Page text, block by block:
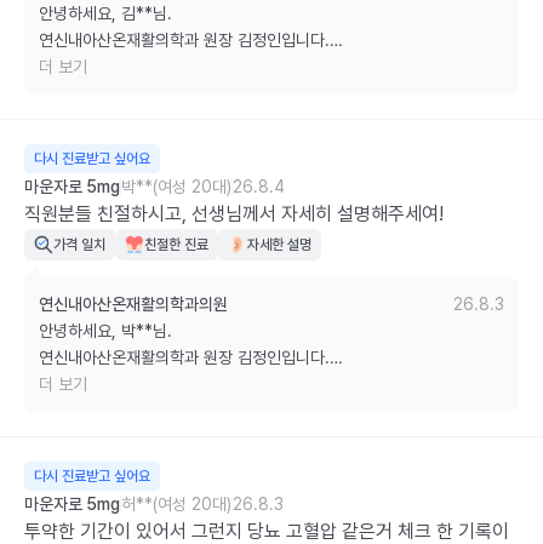
안녕하세요, 김**님.
연신내아산온재활의학과 원장 김정인입니다.
수 있도록 설명드리는 것을 중요하게 생각하고 있습니다.
다음 내원 때에도 변함없는 친절과 세심한 진료로 만족을 드릴 수 있도
감사합니다.
더 보기
다시 진료받고 싶어요
마운자로 5mg박**(여성 20대)26.8.4
직원분들 친절하시고, 선생님께서 자세히 설명해주세여!
가격 일치 친절한 진료 자세한 설명
연신내아산온재활의학과의원
26.8.3
안녕하세요, 박**님.
연신내아산온재활의학과 원장 김정인입니다.
친절한 마음과 꼼꼼한 설명으로 최선을 다하겠습니다.
더 보기
다시 진료받고 싶어요
마운자로 5mg허**(여성 20대)26.8.3
투약한 기간이 있어서 그런지 당뇨 고혈압 같은거 체크 한 기록이